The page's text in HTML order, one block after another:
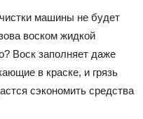
машины не будет
воском жидкой
Воск заполняет даже
в краске, и грязь
сэкономить средства